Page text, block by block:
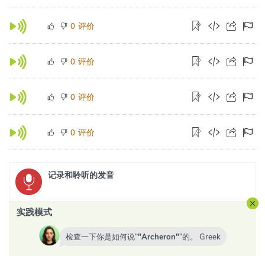
0 评价
0 评价
0 评价
0 评价
记录和聆听的发音
实践模式
检查一下你是如何说“ Archeron ”的。 Greek